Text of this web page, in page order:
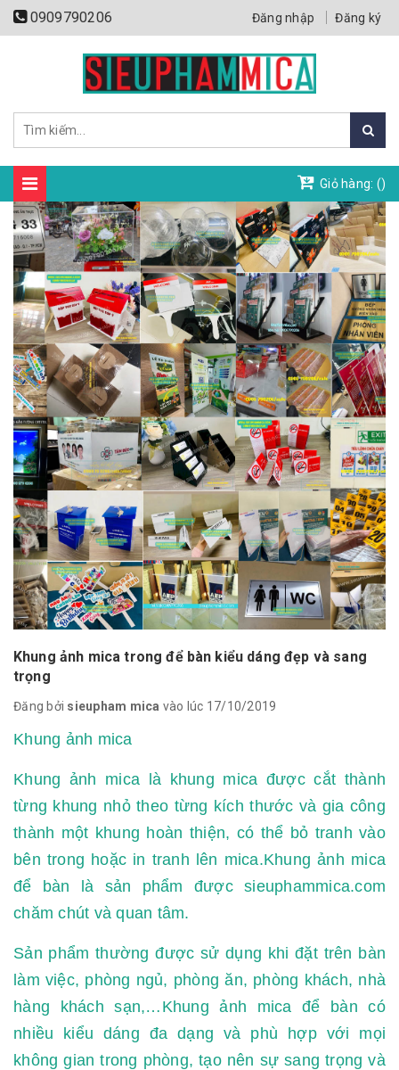
0909790206 Đăng nhập Đăng ký
Giỏ hàng: ()
Khung ảnh mica trong để bàn kiểu dáng đẹp và sang
trọng
Đăng bởi sieupham mica vào lúc 17/10/2019
Khung ảnh mica
Khung ảnh mica là khung mica được cắt thành
từng khung nhỏ theo từng kích thước và gia công
thành một khung hoàn thiện, có thể bỏ tranh vào
bên trong hoặc in tranh lên mica.Khung ảnh mica
để bàn là sản phẩm được sieuphammica.com
chăm chút và quan tâm.
Sản phẩm thường được sử dụng khi đặt trên bàn
làm việc, phòng ngủ, phòng ăn, phòng khách, nhà
hàng khách sạn,…Khung ảnh mica để bàn có
nhiều kiểu dáng đa dạng và phù hợp với mọi
không gian trong phòng, tạo nên sự sang trọng và